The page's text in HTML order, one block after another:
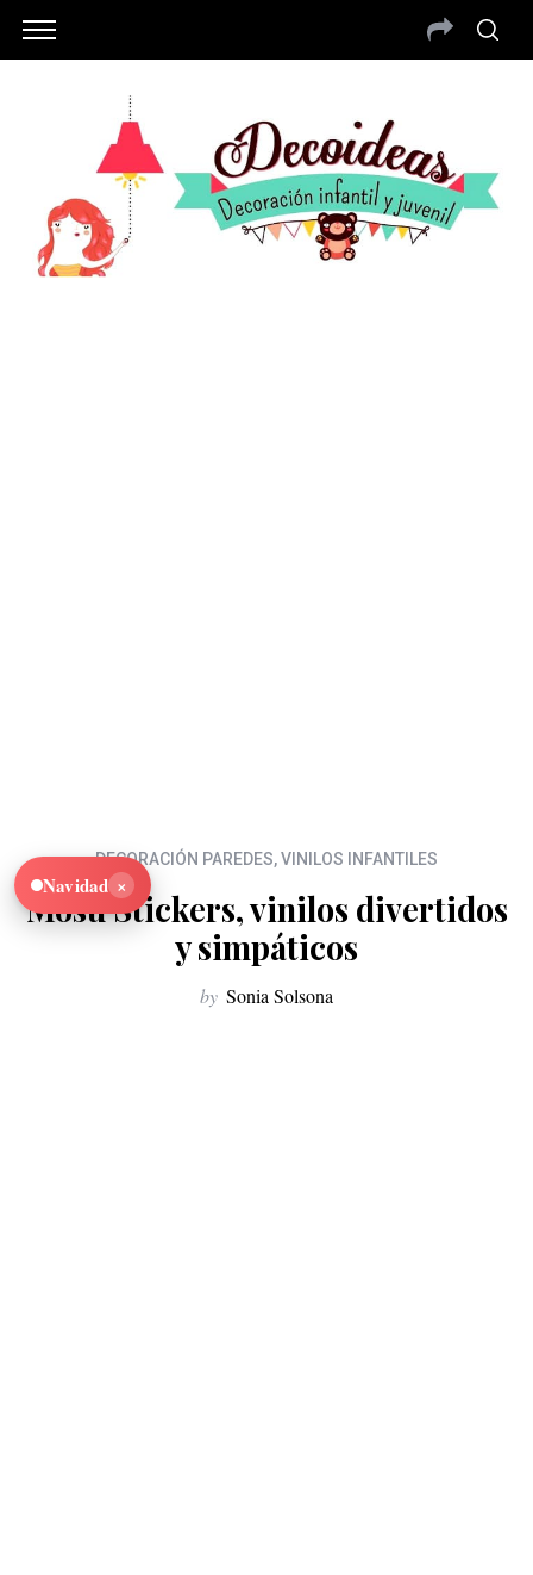
DECORACIÓN PAREDES,VINILOS INFANTILES
Mosu Stickers, vinilos divertidos
y simpáticos
by Sonia Solsona
Navidad ×